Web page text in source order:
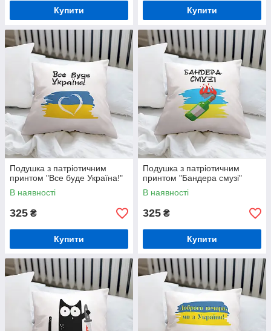
Купити Купити
Подушка з патріотичним
принтом "Все буде Україна!"
В наявності
325 ₴
Купити
Подушка з патріотичним
принтом "Бандера смузі"
В наявності
325 ₴
Купити